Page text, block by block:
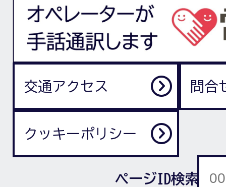
交通アクセス 問合
クッキーポリシー
ページID検索